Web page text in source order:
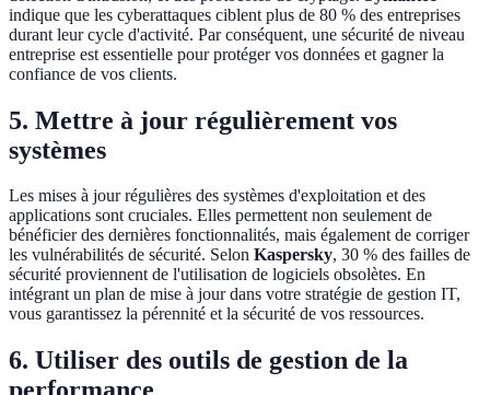
indique que les cyberattaques ciblent plus de 80 % des entreprises
durant leur cycle d'activité. Par conséquent, une sécurité de niveau
entreprise est essentielle pour protéger vos données et gagner la
confiance de vos clients.
5. Mettre à jour régulièrement vos
systèmes
Les mises à jour régulières des systèmes d'exploitation et des
applications sont cruciales. Elles permettent non seulement de
bénéficier des dernières fonctionnalités, mais également de corriger
les vulnérabilités de sécurité. Selon Kaspersky, 30 % des failles de
sécurité proviennent de l'utilisation de logiciels obsolètes. En
intégrant un plan de mise à jour dans votre stratégie de gestion IT,
vous garantissez la pérennité et la sécurité de vos ressources.
6. Utiliser des outils de gestion de la